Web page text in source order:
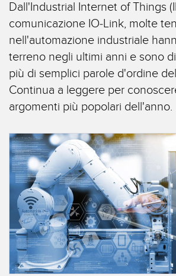
SENSORI
Sensori fotoelettrici
Laser per misurazione di distanza
3D Time-of-Flight
Sensori a ultrasuoni
Amplificatori a fibra ottica
Fibra ottica
Sensori a forcella e di etichette
Sensori di luminescenza, colori e tacche di
Sensori Pick-to-Light
IIOT E LA FABBRICA
INTELLIGENTE
Protocolli di comunicazione industriali
Manutenzione predittiva
Manutenzione predittiva
Monitoraggio delle condizioni: manutenzione
Monitoraggio remoto
Monitoraggio/efficacia complessiva dei
Overall Equipment Effectiveness (OEE)
Richiesta di componenti, servizi o prelievo di
Rilevamento del bordo iniziale
Monitoraggio del livello di un serbatoio
Dall'Industrial Internet of Things
comunicazione IO-Link, molte
nell'automazione industriale
terreno negli ultimi anni e sono
più di semplici parole d'ordine
Continua a leggere per
argomenti più popolari dell'anno.